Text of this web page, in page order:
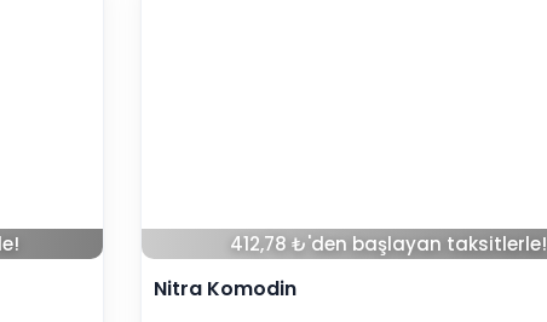
412,78 ₺'den başlayan taksitlerle!
Nitra Komodin